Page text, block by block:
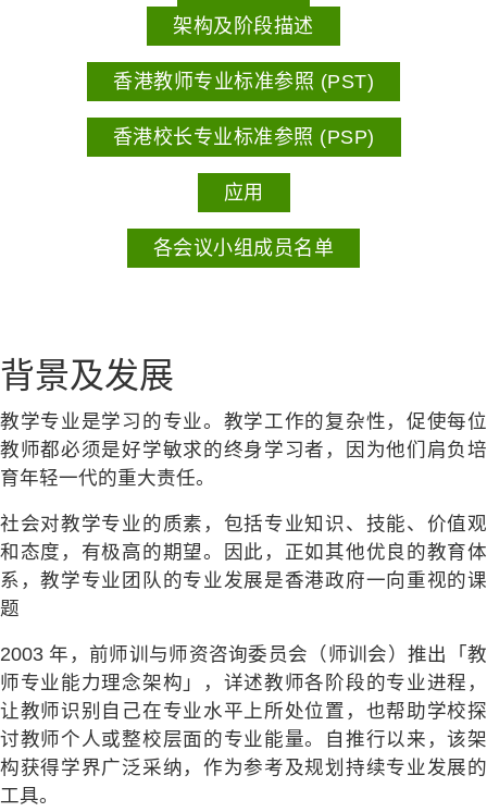
架构及阶段描述
香港教师专业标准参照 (PST)
香港校长专业标准参照 (PSP)
应用
各会议小组成员名单
背景及发展
教学专业是学习的专业。教学工作的复杂性，促使每位
教师都必须是好学敏求的终身学习者，因为他们肩负培
育年轻一代的重大责任。
社会对教学专业的质素，包括专业知识、技能、价值观
和态度，有极高的期望。因此，正如其他优良的教育体
系，教学专业团队的专业发展是香港政府一向重视的课
题
2003 年，前师训与师资咨询委员会（师训会）推出「教
师专业能力理念架构」，详述教师各阶段的专业进程，
让教师识别自己在专业水平上所处位置，也帮助学校探
讨教师个人或整校层面的专业能量。自推行以来，该架
构获得学界广泛采纳，作为参考及规划持续专业发展的
工具。